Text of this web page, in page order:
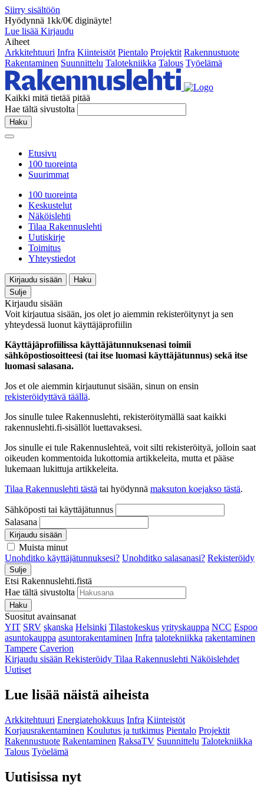
Siirry sisältöön
Hyödynnä 1kk/0€ diginäyte!
Lue lisää Kirjaudu
Aiheet
Arkkitehtuuri Infra Kiinteistöt Pientalo Projektit Rakennustuote
Rakentaminen Suunnittelu Talotekniikka Talous Työelämä
Kaikki mitä tietää pitää
Hae tältä sivustolta
Haku
Etusivu
100 tuoreinta
Suurimmat
100 tuoreinta
Keskustelut
Näköislehti
Tilaa Rakennuslehti
Uutiskirje
Toimitus
Yhteystiedot
Kirjaudu sisään
Haku
Sulje
Kirjaudu sisään
Voit kirjautua sisään, jos olet jo aiemmin rekisteröitynyt ja sen
yhteydessä luonut käyttäjäprofiilin
Käyttäjäprofiilissa käyttäjätunnuksenasi toimii
sähköpostiosoitteesi (tai itse luomasi käyttäjätunnus) sekä itse
luomasi salasana.
Jos et ole aiemmin kirjautunut sisään, sinun on ensin
rekisteröidyttävä täällä.
Jos sinulle tulee Rakennuslehti, rekisteröitymällä saat kaikki
rakennuslehti.fi-sisällöt luettavaksesi.
Jos sinulle ei tule Rakennuslehteä, voit silti rekisteröityä, jolloin saat
oikeuden kommentoida lukottomia artikkeleita, mutta et pääse
lukemaan lukittuja artikkeleita.
Tilaa Rakennuslehti tästä tai hyödynnä maksuton koejakso tästä.
Sähköposti tai käyttäjätunnus
Salasana
Kirjaudu sisään
Muista minut
Unohditko käyttäjätunnuksesi? Unohditko salasanasi? Rekisteröidy
Sulje
Etsi Rakennuslehti.fistä
Hae tältä sivustolta
Haku
Suositut avainsanat
YIT SRV skanska Helsinki Tilastokeskus yrityskauppa NCC Espoo
asuntokauppa asuntorakentaminen Infra talotekniikka rakentaminen
Tampere Caverion
Kirjaudu sisään Rekisteröidy Tilaa Rakennuslehti Näköislehdet
Uutiset
Lue lisää näistä aiheista
Arkkitehtuuri Energiatehokkuus Infra Kiinteistöt
Korjausrakentaminen Koulutus ja tutkimus Pientalo Projektit
Rakennustuote Rakentaminen RaksaTV Suunnittelu Talotekniikka
Talous Työelämä
Uutisissa nyt